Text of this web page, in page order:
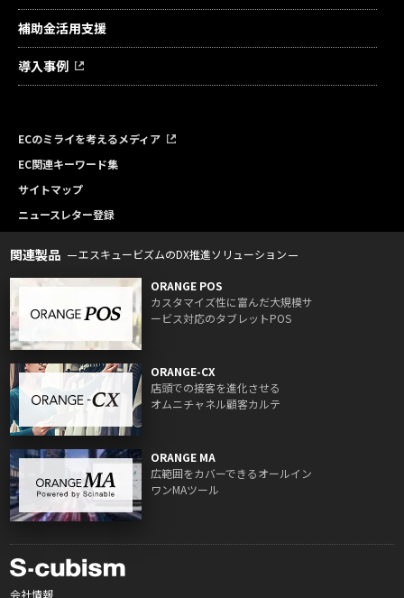
補助金活用支援
導入事例
ECのミライを考えるメディア
EC関連キーワード集
サイトマップ
ニュースレター登録
関連製品 エスキュービズムのDX推進ソリューション
ORANGE POS
カスタマイズ性に富んだ大規模サ
ービス対応のタブレットPOS
ORANGE-CX
店頭での接客を進化させる
オムニチャネル顧客カルテ
ORANGE MA
広範囲をカバーできるオールイン
ワンMAツール
会社情報